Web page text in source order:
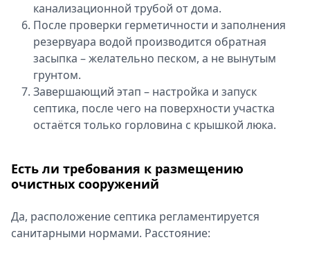
канализационной трубой от дома.
После проверки герметичности и заполнения
резервуара водой производится обратная
засыпка – желательно песком, а не вынутым
грунтом.
Завершающий этап – настройка и запуск
септика, после чего на поверхности участка
остаётся только горловина с крышкой люка.
Есть ли требования к размещению
очистных сооружений
Да, расположение септика регламентируется
санитарными нормами. Расстояние: